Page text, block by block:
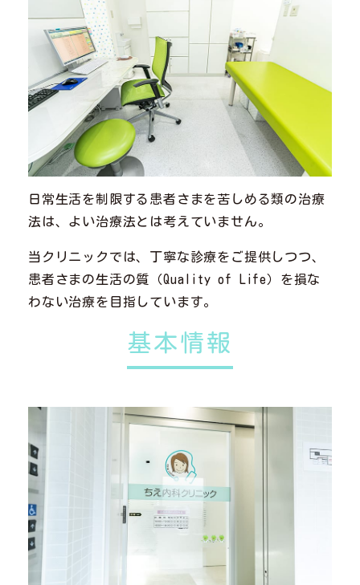
日常生活を制限する患者さまを苦しめる類の治療
法は、よい治療法とは考えていません。
当クリニックでは、丁寧な診療をご提供しつつ、
患者さまの生活の質（Quality of Life）を損な
わない治療を目指しています。
基本情報